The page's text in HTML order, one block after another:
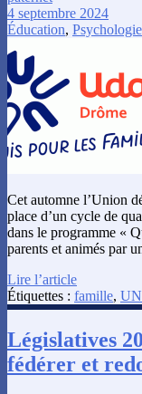
4 septembre 2024
Éducation, Psychologie
Cet automne l’Union
place d’un cycle de
dans le programme «
parents et animés par
Lire l’article
Étiquettes : famille,
Législatives
fédérer et